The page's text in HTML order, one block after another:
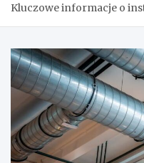
Kluczowe informacje o